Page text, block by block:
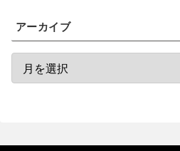
アーカイブ